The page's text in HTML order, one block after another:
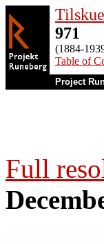
971
(1884-
Table of
Project
Full